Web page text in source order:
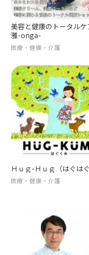
美容と健康のトータルケ
雅-onga-
医療・健康・介護
Ｈｕｇ-Ｈｕｇ（はぐはぐ
医療・健康・介護